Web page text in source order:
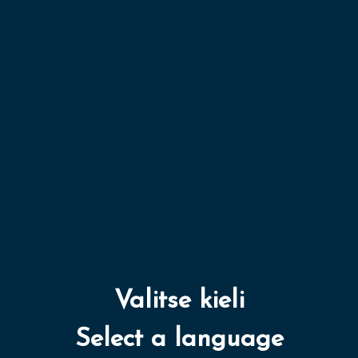
Valitse kieli
Select a language